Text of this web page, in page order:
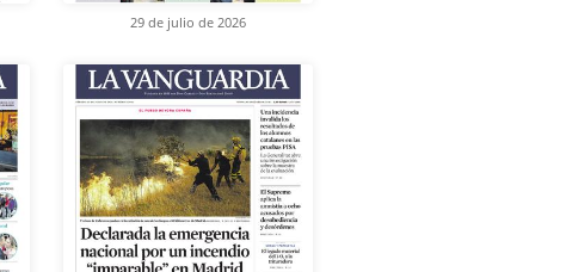
29 de julio de 2026